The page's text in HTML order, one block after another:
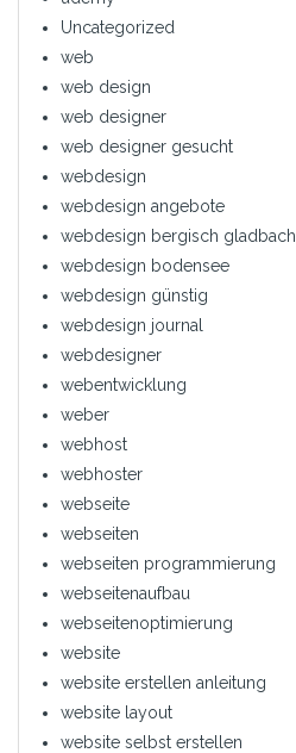
Uncategorized
web
web design
web designer
web designer gesucht
webdesign
webdesign angebote
webdesign bergisch gladbach
webdesign bodensee
webdesign günstig
webdesign journal
webdesigner
webentwicklung
weber
webhost
webhoster
webseite
webseiten
webseiten programmierung
webseitenaufbau
webseitenoptimierung
website
website erstellen anleitung
website layout
website selbst erstellen